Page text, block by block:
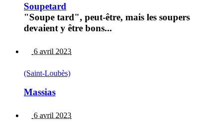
Soupetard
"Soupe tard", peut-être, mais les soupers
devaient y être bons...
6 avril 2023
(Saint-Loubès)
Massias
6 avril 2023